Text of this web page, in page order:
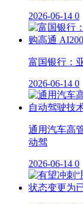
2026-06-14 0
富国银行：
2026-06-14 0
通用汽车高
动驾
2026-06-14 0